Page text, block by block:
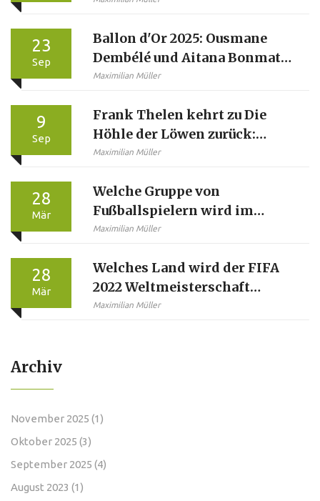
23
Sep
Ballon d'Or 2025: Ousmane
Dembélé und Aitana Bonmatí
im Rampenlicht – Was wir
Maximilian Müller
9
Sep
Frank Thelen kehrt zu Die
Höhle der Löwen zurück:
Warum er 2025 wieder ein
Maximilian Müller
28
Mär
Welche Gruppe von
Fußballspielern wird im
Durchschnitt am wenigsten
Maximilian Müller
28
Mär
Welches Land wird der FIFA
2022 Weltmeisterschaft
Zweitplatzierte sein?
Maximilian Müller
Archiv
November 2025 (1)
Oktober 2025 (3)
September 2025 (4)
August 2023 (1)